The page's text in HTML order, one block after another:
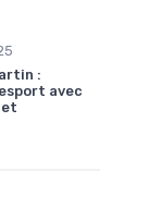
:
avec
et